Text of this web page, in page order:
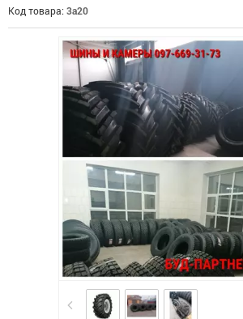
Код товара: 3а20